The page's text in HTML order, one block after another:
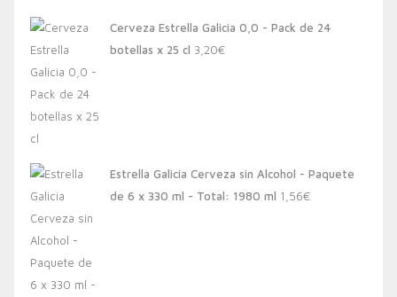
Cerveza Estrella Galicia 0,0 - Pack de 24
botellas x 25 cl 3,20€
Estrella Galicia Cerveza sin Alcohol - Paquete
de 6 x 330 ml - Total: 1980 ml 1,56€